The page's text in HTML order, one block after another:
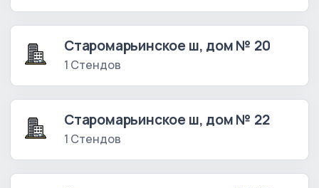
Старомарьинское ш, дом № 20
1 Стендов
Старомарьинское ш, дом № 22
1 Стендов